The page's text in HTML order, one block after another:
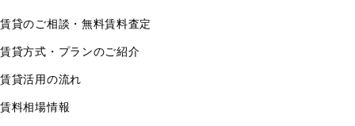
賃貸のご相談・無料賃料査定
賃貸方式・プランのご紹介
賃貸活用の流れ
賃料相場情報